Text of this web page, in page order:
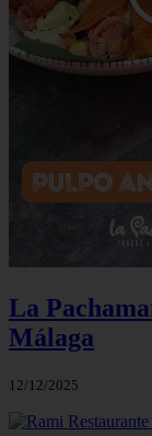
La
Málaga
12/12/2025